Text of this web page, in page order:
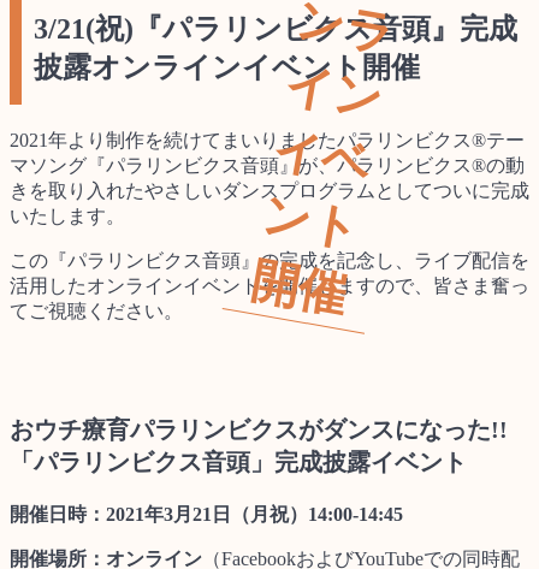
ン
イ
イ
ン
開
催
3/21(祝)『パラリンビクス音頭』完成
披露オンラインイベント開催
2021年より制作を続けてまいりましたパラリンビクス®テー
マソング『パラリンビクス音頭』が、パラリンビクス®の動
きを取り入れたやさしいダンスプログラムとしてついに完成
いたします。
この『パラリンビクス音頭』の完成を記念し、ライブ配信を
活用したオンラインイベントを開催しますので、皆さま奮っ
てご視聴ください。
おウチ療育パラリンビクスがダンスになった!!
「パラリンビクス音頭」完成披露イベント
開催日時：2021年3月21日（月祝）14:00-14:45
開催場所：オンライン （FacebookおよびYouTubeでの同時配